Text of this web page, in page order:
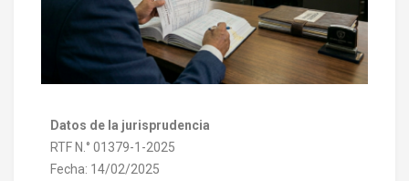
Datos de la jurisprudencia
RTF N.° 01379-1-2025
Fecha: 14/02/2025